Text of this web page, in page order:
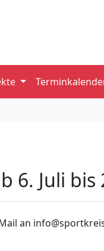
6. Juli
an